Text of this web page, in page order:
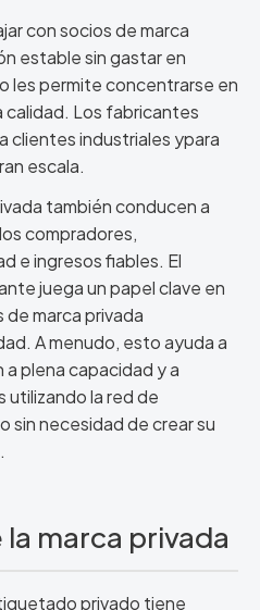
con socios de marca
estable sin gastar en
les permite concentrarse en
Los fabricantes
clientes industriales ypara
escala.
también conducen a
compradores,
e ingresos fiables. El
juega un papel clave en
marca privada
A menudo, esto ayuda a
plena capacidad y a
utilizando la red de
sin necesidad de crear su
marca privada
privado tiene